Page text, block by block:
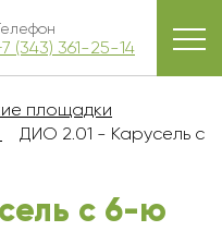
(343) 361-25-14
площадки
ДИО 2.01 - Карусель с
с 6-ю